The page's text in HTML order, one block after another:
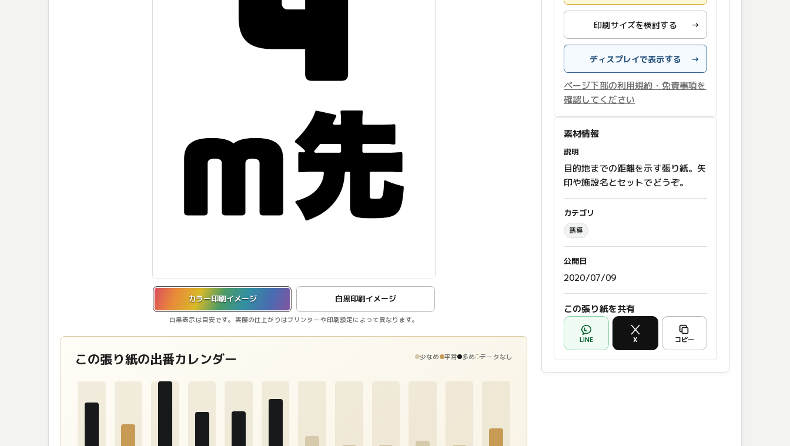
カラー印刷イメージ 白黒印刷イメージ
白黒表示は目安です。実際の仕上がりはプリンターや印刷設定によって異なります。
カラー印刷イメージを表示しています。
この張り紙の出番カレンダー 少なめ 平常 多め データなし
印刷サイズを検討する →
ディスプレイで表示する →
ページ下部の利用規約・免責事項を
確認してください
素材情報
説明
目的地までの距離を示す張り紙。矢
印や施設名とセットでどうぞ。
カテゴリ
誘導
公開日
2020/07/09
この張り紙を共有
LINE X コピー